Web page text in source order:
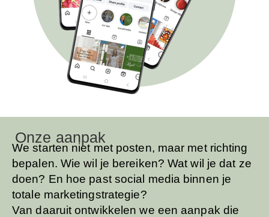
Onze aanpak
We starten niet met posten, maar met richting
bepalen. Wie wil je bereiken? Wat wil je dat ze
doen? En hoe past social media binnen je
totale marketingstrategie?
Van daaruit ontwikkelen we een aanpak die